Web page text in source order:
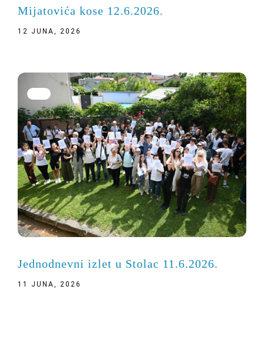
Mijatovića kose 12.6.2026.
12 JUNA, 2026
Jednodnevni izlet u Stolac 11.6.2026.
11 JUNA, 2026